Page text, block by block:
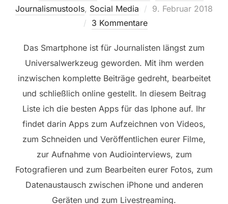
Journalismustools, Social Media
Veröffentlicht
9. Februar 2018
3 Kommentare
Das Smartphone ist für Journalisten längst zum
Universalwerkzeug geworden. Mit ihm werden
inzwischen komplette Beiträge gedreht, bearbeitet
und schließlich online gestellt. In diesem Beitrag
Liste ich die besten Apps für das Iphone auf. Ihr
findet darin Apps zum Aufzeichnen von Videos,
zum Schneiden und Veröffentlichen eurer Filme,
zur Aufnahme von Audiointerviews, zum
Fotografieren und zum Bearbeiten eurer Fotos, zum
Datenaustausch zwischen iPhone und anderen
Geräten und zum Livestreaming.